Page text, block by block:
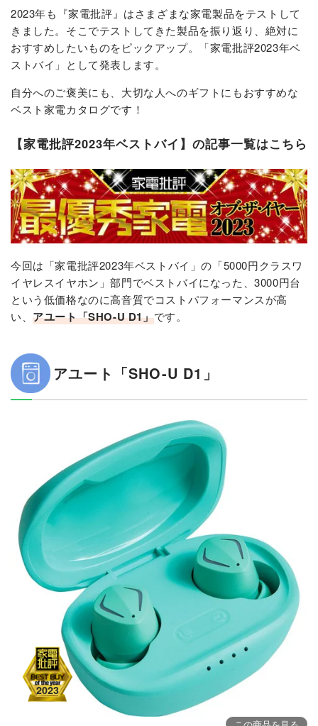
2023年も『家電批評』はさまざまな家電製品をテストして
きました。そこでテストしてきた製品を振り返り、絶対に
おすすめしたいものをピックアップ。「家電批評2023年ベ
ストバイ」として発表します。
自分へのご褒美にも、大切な人へのギフトにもおすすめな
ベスト家電カタログです！
【家電批評2023年ベストバイ】の記事一覧はこちら
今回は「家電批評2023年ベストバイ」の「5000円クラスワ
イヤレスイヤホン」部門でベストバイになった、3000円台
という低価格なのに高音質でコストパフォーマンスが高
い、アユート「SHO-U D1」​です。
アユート「SHO-U D1」​